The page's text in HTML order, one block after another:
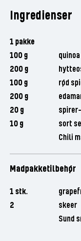
Ingredienser
1 pakke
100 g
quinoa
200 g
100 g
rød
200 g
20 g
10 g
sort
Chili
Madpakketilbehør
1 stk.
2
skeer
Sund